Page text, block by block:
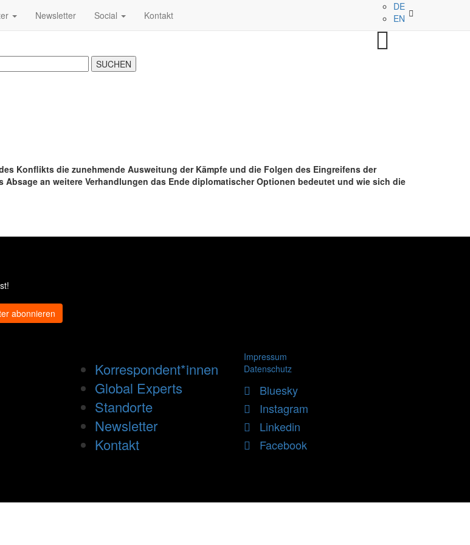
Newsletter Social Kontakt
DE
EN
Konflikts die zunehmende Ausweitung der Kämpfe und die Folgen des Eingreifens der
an weitere Verhandlungen das Ende diplomatischer Optionen bedeutet und wie sich die
abonnieren
Korrespondent*innen
Global Experts
Standorte
Newsletter
Kontakt
Impressum
Datenschutz
Bluesky
Instagram
Linkedin
Facebook